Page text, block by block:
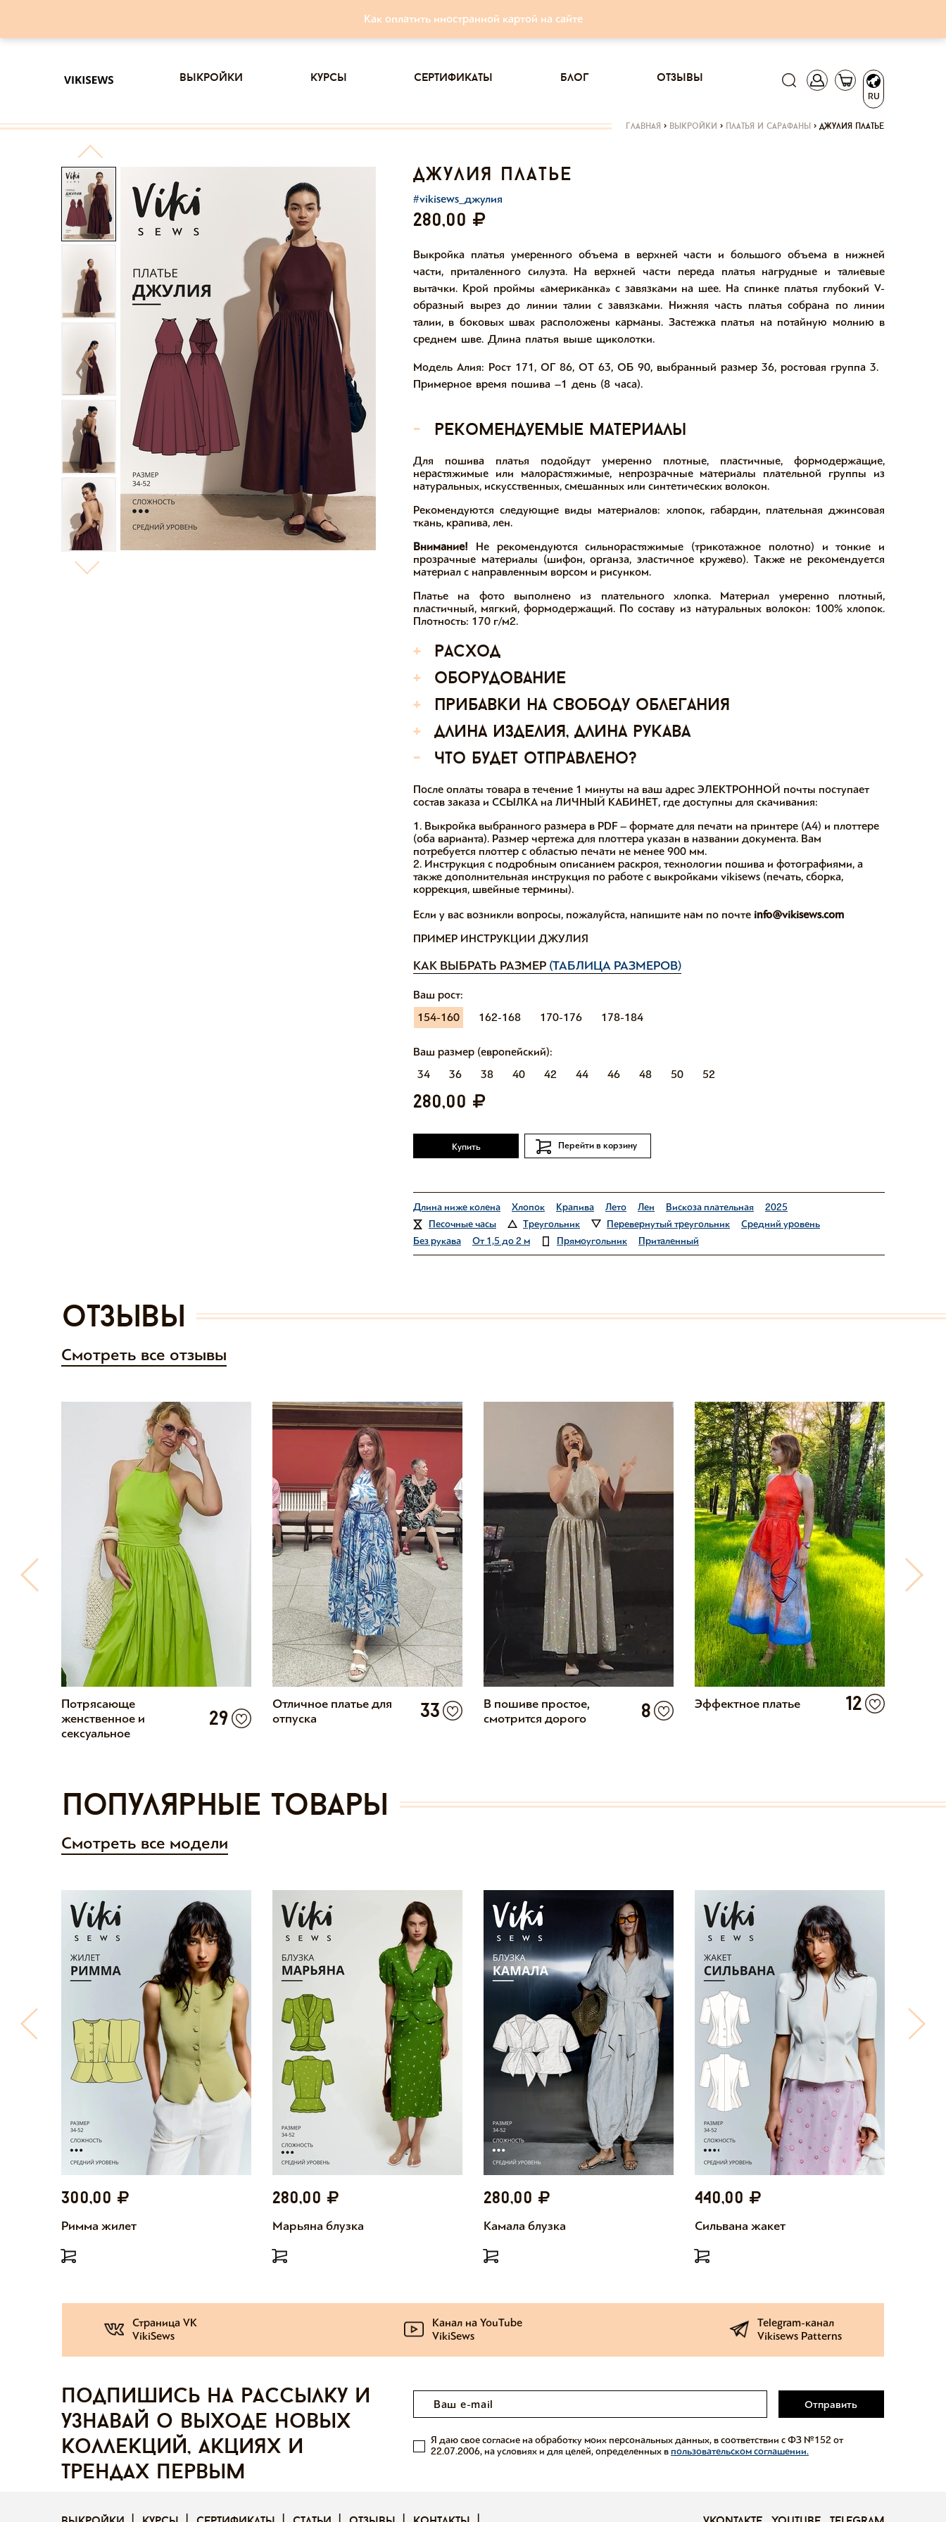
Как оплатить иностранной картой на сайте
RU
выкройки курсы сертификаты блог отзывы
главная > выкройки > платья и сарафаны > джулия платье
джулия платье
#vikisews_джулия
280,00
Выкройка платья умеренного объема в верхней части и большого объема в нижней
части, приталенного силуэта. На верхней части переда платья нагрудные и талиевые
вытачки. Крой проймы «американка» с завязками на шее. На спинке платья глубокий V-
образный вырез до линии талии с завязками. Нижняя часть платья собрана по линии
талии, в боковых швах расположены карманы. Застежка платья на потайную молнию в
среднем шве. Длина платья выше щиколотки.
Модель Алия: Рост 171, ОГ 86, ОТ 63, ОБ 90, выбранный размер 36, ростовая группа 3.
Примерное время пошива –1 день (8 часа).
- рекомендуемые материалы
Для пошива платья подойдут умеренно плотные, пластичные, формодержащие,
нерастяжимые или малорастяжимые, непрозрачные материалы плательной группы из
натуральных, искусственных, смешанных или синтетических волокон.
Рекомендуются следующие виды материалов: хлопок, габардин, плательная джинсовая
ткань, крапива, лен.
Внимание! Не рекомендуются сильнорастяжимые (трикотажное полотно) и тонкие и
прозрачные материалы (шифон, органза, эластичное кружево). Также не рекомендуется
материал с направленным ворсом и рисунком.
Платье на фото выполнено из плательного хлопка. Материал умеренно плотный,
пластичный, мягкий, формодержащий. По составу из натуральных волокон: 100% хлопок.
Плотность: 170 г/м2.
+
расход
+
оборудование
+
прибавки на свободу облегания
+
длина изделия, длина рукава
-
что будет отправлено?
После оплаты товара в течение 1 минуты на ваш адрес ЭЛЕКТРОННОЙ почты поступает
состав заказа и ССЫЛКА на ЛИЧНЫЙ КАБИНЕТ, где доступны для скачивания:
1. Выкройка выбранного размера в PDF – формате для печати на принтере (А4) и плоттере
(оба варианта). Размер чертежа для плоттера указан в названии документа. Вам
потребуется плоттер с областью печати не менее 900 мм.
2. Инструкция с подробным описанием раскроя, технологии пошива и фотографиями, а
также дополнительная инструкция по работе с выкройками vikisews (печать, сборка,
коррекция, швейные термины).
Если у вас возникли вопросы, пожалуйста, напишите нам по почте info@vikisews.com
ПРИМЕР ИНСТРУКЦИИ ДЖУЛИЯ
КАК ВЫБРАТЬ РАЗМЕР (ТАБЛИЦА РАЗМЕРОВ)
Ваш рост:
154-160
162-168 170-176 178-184
Ваш размер (европейский):
34
36 38 40 42 44 46 48 50 52
280,00
Купить Перейти в корзину
Длина ниже колена Хлопок Крапива Лето Лен Вискоза плательная
2025
Песочные часы
Треугольник Перевернутый треугольник
Средний уровень
Без рукава
От 1,5 до 2 м Прямоугольник Приталенный
отзывы
Смотреть все отзывы
Потрясающе
женственное и
сексуальное
29
Отличное платье для
отпуска
33
В пошиве простое,
смотрится дорого
8 Эффектное платье 12
Популярные товары
Смотреть все модели
300,00
Римма жилет
280,00
Марьяна блузка
280,00
Камала блузка
440,00
Сильвана жакет
Страница VK
VikiSews
Канал на YouTube
VikiSews
Telegram-канал
Vikisews Patterns
Подпишись на рассылку и
узнавай о выходе новых
коллекций, акциях и
трендах первым
Отправить
Я даю свое согласие на обработку моих персональных данных, в соответствии с ФЗ №152 от
22.07.2006, на условиях и для целей, определенных впользовательском соглашении.